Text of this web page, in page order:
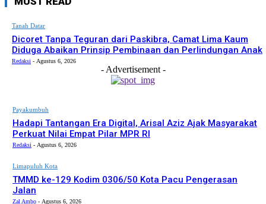
Tanah Datar
Dicoret Tanpa Teguran dari Paskibra, Camat Lima Kaum
Diduga Abaikan Prinsip Pembinaan dan Perlindungan Anak
Redaksi - Agustus 6, 2026
- Advertisement -
Payakumbuh
Hadapi Tantangan Era Digital, Arisal Aziz Ajak Masyarakat
Perkuat Nilai Empat Pilar MPR RI
Redaksi - Agustus 6, 2026
Limapuluh Kota
TMMD ke-129 Kodim 0306/50 Kota Pacu Pengerasan
Jalan
Zal Ambo - Agustus 6, 2026